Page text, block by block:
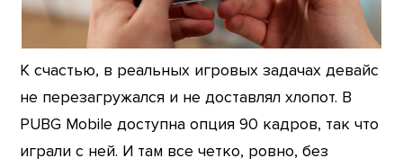
К счастью, в реальных игровых задачах девайс
не перезагружался и не доставлял хлопот. В
PUBG Mobile доступна опция 90 кадров, так что
играли с ней. И там все четко, ровно, без